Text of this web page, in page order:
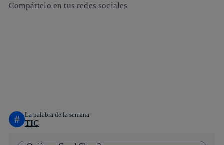
Compártelo en tus redes sociales
# La palabra de la semana
TIC